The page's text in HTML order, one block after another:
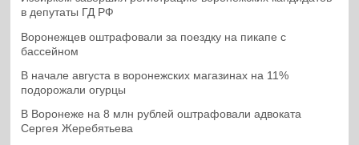
в депутаты ГД РФ
Воронежцев оштрафовали за поездку на пикапе с
бассейном
В начале августа в воронежских магазинах на 11%
подорожали огурцы
В Воронеже на 8 млн рублей оштрафовали адвоката
Сергея Жеребятьева